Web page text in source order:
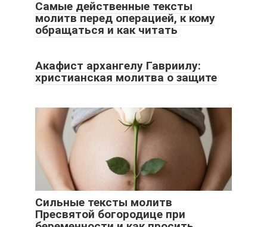
Самые действенные тексты
молитв перед операцией, к кому
обращаться и как читать
Акафист архангелу Гавриилу:
христианская молитва о защите
Сильные тексты молитв
Пресвятой богородице при